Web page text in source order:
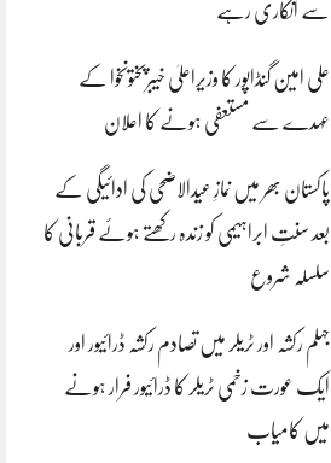
سے انکاری رہے
علی امین گنڈاپور کا وزیراعلیٰ خیبرپختونخوا کے
عہدے سے مستعفی ہونے کا اعلان
پاکستان بھر میں نمازِ عیدالاضحی کی ادائیگی کے
بعد سنتِ ابراہیمی کو زندہ رکھتے ہوئے قربانی کا
سلسلہ شروع
جہلم رکشہ اور ٹریلر میں تصادم رکشہ ڈرائیور اور
ایک عورت زخمی ٹریلر کا ڈرائیور فرار ہونے
میں کامیاب